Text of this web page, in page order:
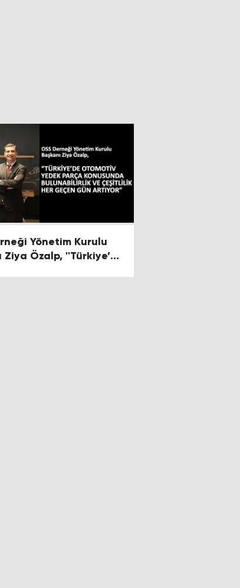
Yönetim Kurulu
Ziya Özalp, ''Türkiye’de